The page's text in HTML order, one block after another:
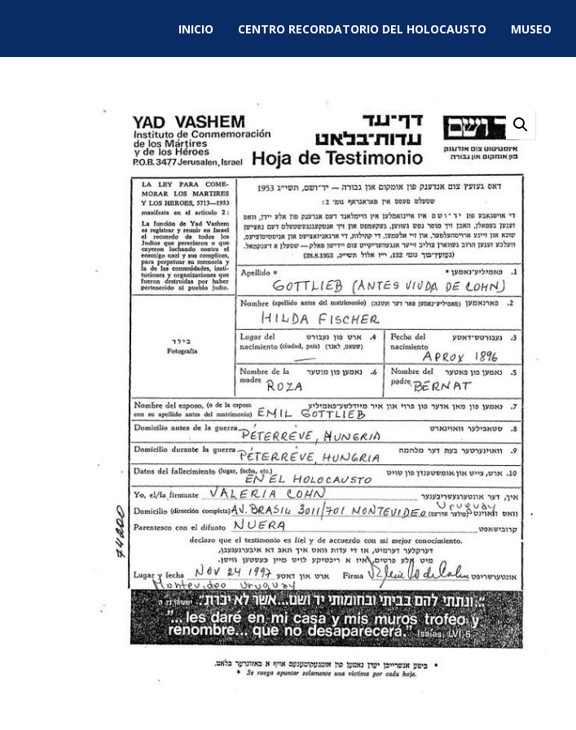
INICIO CENTRO RECORDATORIO DEL HOLOCAUSTO MUSEO